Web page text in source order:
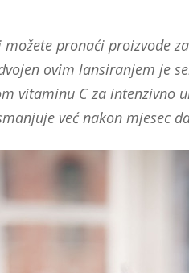
pronaći proizvode
ovim lansiranjem je
vitaminu C za intenzivno
već nakon mjesec